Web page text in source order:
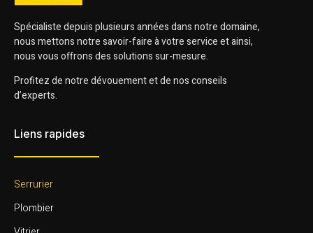
Spécialiste depuis plusieurs années dans notre domaine,
nous mettons notre savoir-faire à votre service et ainsi,
nous vous offrons des solutions sur-mesure.
Profitez de notre dévouement et de nos conseils
d’experts.
Liens rapides
Serrurier
Plombier